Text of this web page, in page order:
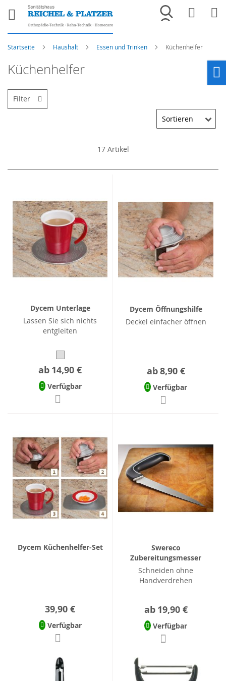
Merkliste
Startseite Haushalt Essen und Trinken Küchenhelfer
Küchenhelfer
17Artikel
Dycem Unterlage
Lassen Sie sich nichts
entgleiten
ab 14,90 €
Verfügbar
Dycem Öffnungshilfe
Deckel einfacher öffnen
ab8,90 €
Verfügbar
Dycem Küchenhelfer-Set
39,90 €
Verfügbar
Swereco
Zubereitungsmesser
Schneiden ohne
Handverdrehen
ab 19,90 €
Verfügbar
Filter